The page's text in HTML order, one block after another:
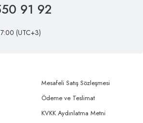
91 92
(UTC+3)
Mesafeli Satış Sözleşmesi
Ödeme ve Teslimat
KVKK Aydınlatma Metni